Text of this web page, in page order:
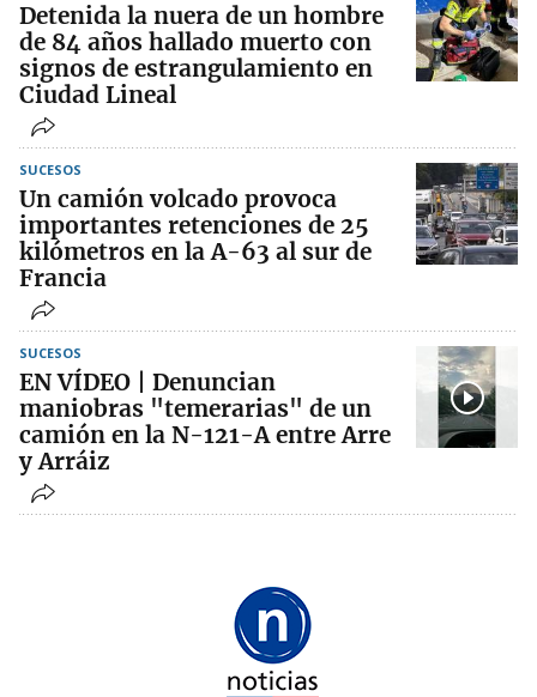
Detenida la nuera de un hombre
de 84 años hallado muerto con
signos de estrangulamiento en
Ciudad Lineal
SUCESOS
Un camión volcado provoca
importantes retenciones de 25
kilómetros en la A-63 al sur de
Francia
SUCESOS
EN VÍDEO | Denuncian
maniobras "temerarias" de un
camión en la N-121-A entre Arre
y Arráiz